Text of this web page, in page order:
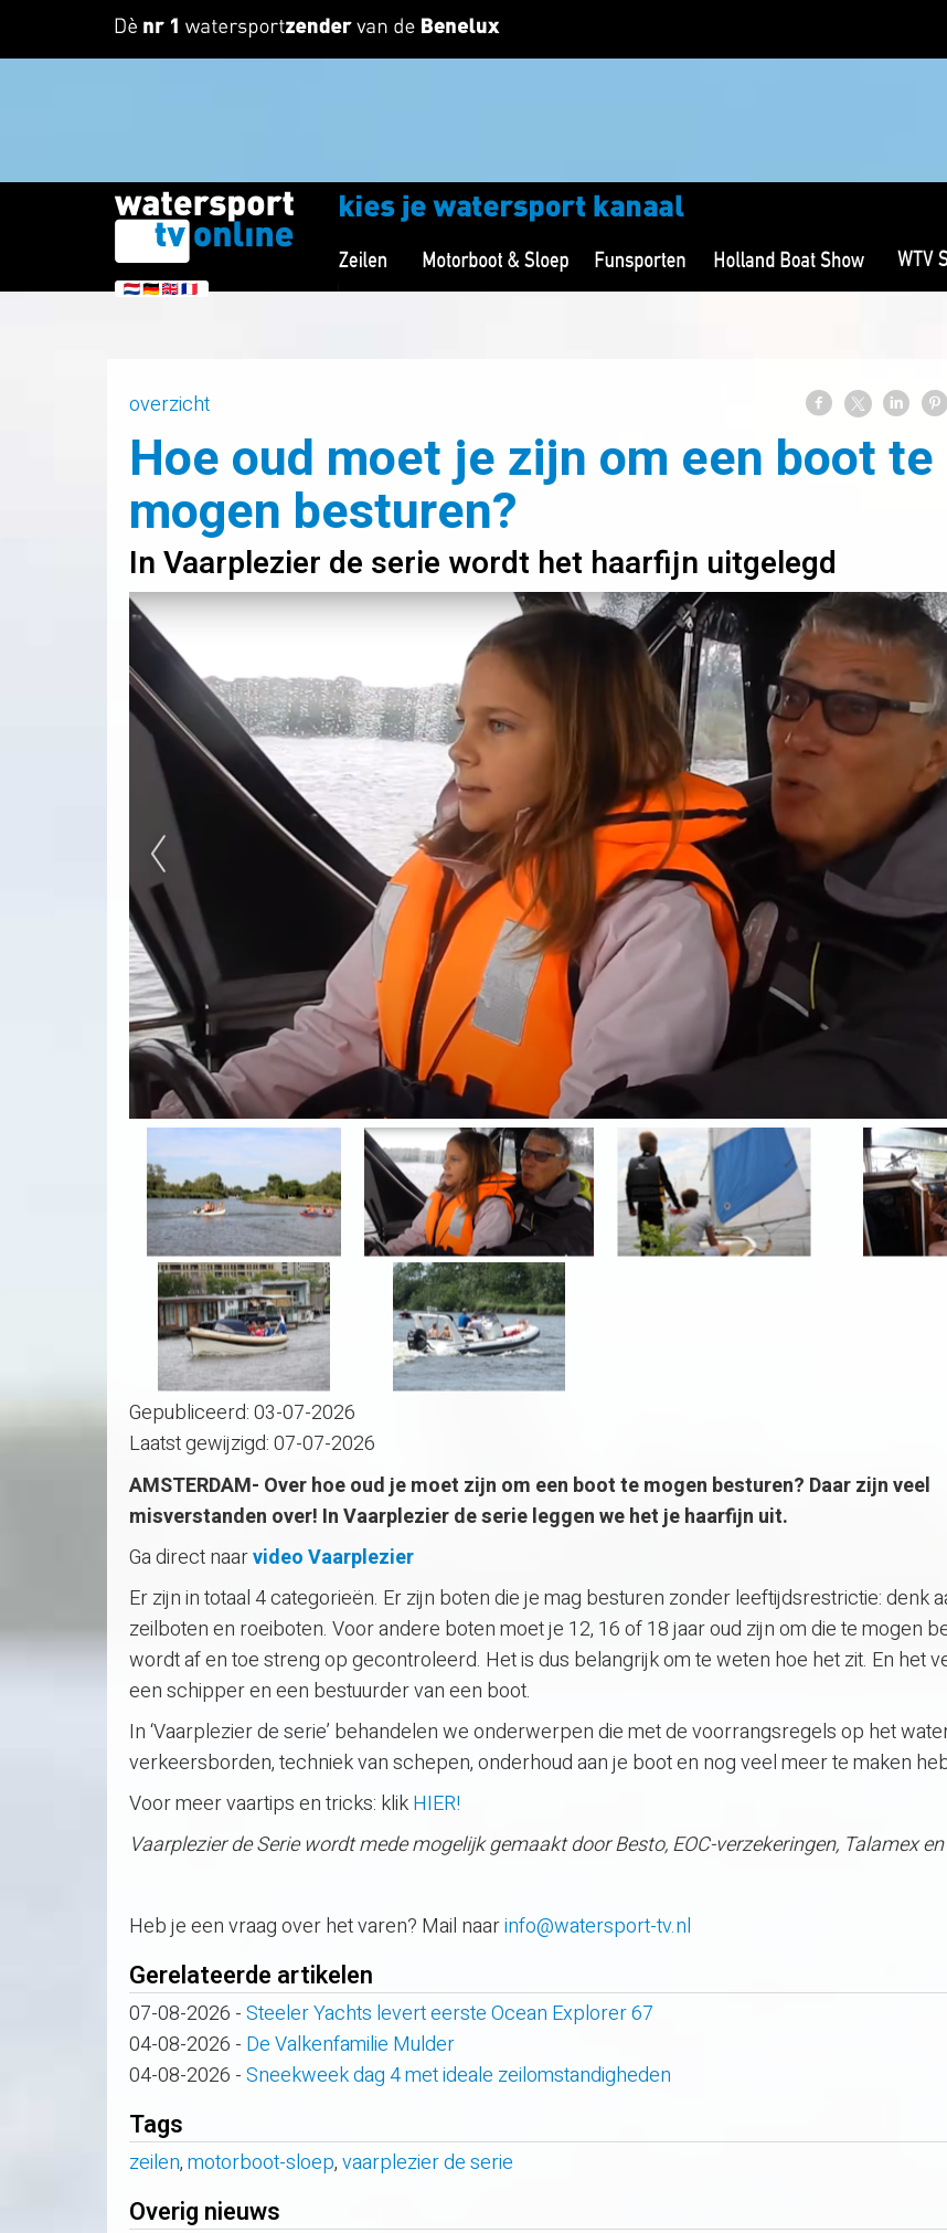
overzicht
Hoe oud moet je zijn om een boot te
mogen besturen?
In Vaarplezier de serie wordt het haarfijn uitgelegd
Gepubliceerd:03-07-2026
Laatst gewijzigd:07-07-2026
AMSTERDAM- Over hoe oud je moet zijn om een boot te mogen besturen? Daar zijn veel
misverstanden over! In Vaarplezier de serie leggen we het je haarfijn uit.
Ga direct naarvideo Vaarplezier
Er zijn in totaal 4 categorieën. Er zijn boten die je mag besturen zonder leeftijdsrestrictie: denk
zeilboten en roeiboten. Voor andere boten moet je 12, 16 of 18 jaar oud zijn om die te mogen
wordt af en toe streng op gecontroleerd. Het is dus belangrijk om te weten hoe het zit. En het
een schipper en een bestuurder van een boot.
In ‘Vaarplezier de serie’ behandelen we onderwerpen die met de voorrangsregels op het
verkeersborden, techniek van schepen, onderhoud aan je boot en nog veel meer te maken
Voor meer vaartips en tricks: klikHIER!
Vaarplezier de Serie wordt mede mogelijk gemaakt door Besto, EOC-verzekeringen, Talamex
Heb je een vraag over het varen? Mail naarinfo@watersport-tv.nl
Gerelateerde artikelen
07-08-2026 -Steeler Yachts levert eerste Ocean Explorer 67
04-08-2026 - De Valkenfamilie Mulder
04-08-2026 -Sneekweek dag 4 met ideale zeilomstandigheden
Tags
zeilen,motorboot-sloep,vaarplezier de serie
Overig nieuws